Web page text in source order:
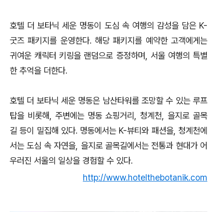
호텔 더 보타닉 세운 명동이 도심 속 여행의 감성을 담은 K-
굿즈 패키지를 운영한다. 해당 패키지를 예약한 고객에게는
귀여운 캐릭터 키링을 랜덤으로 증정하며, 서울 여행의 특별
한 추억을 더한다.
호텔 더 보타닉 세운 명동은 남산타워를 조망할 수 있는 루프
탑을 비롯해, 주변에는 명동 쇼핑거리, 청계천, 을지로 골목
길 등이 밀집해 있다. 명동에서는 K-뷰티와 패션을, 청계천에
서는 도심 속 자연을, 을지로 골목길에서는 전통과 현대가 어
우러진 서울의 일상을 경험할 수 있다.
http://www.hotelthebotanik.com